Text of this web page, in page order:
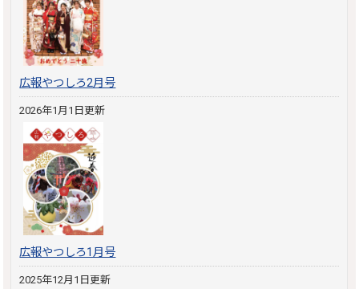
広報やつしろ2月号
2026年1月1日更新
広報やつしろ1月号
2025年12月1日更新